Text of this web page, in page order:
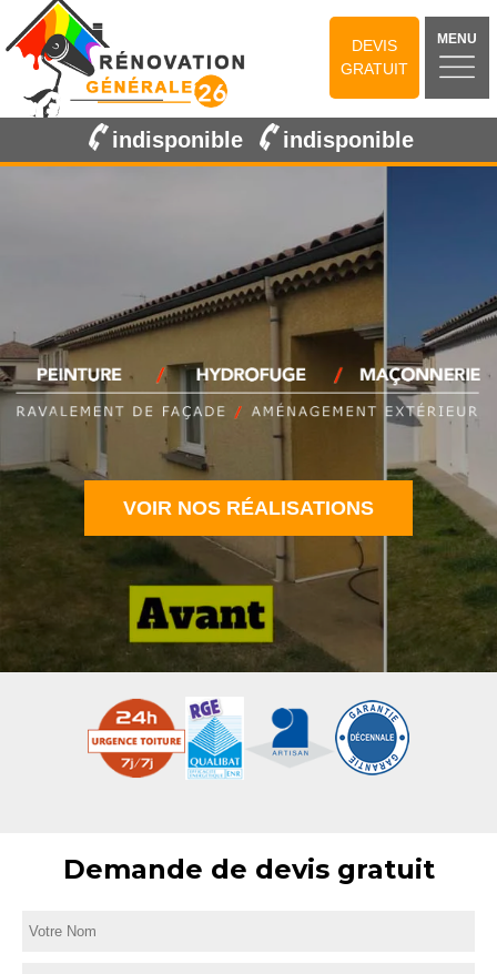
DEVIS
GRATUIT
MENU
indisponible indisponible
VOIR NOS RÉALISATIONS
Demande de devis gratuit